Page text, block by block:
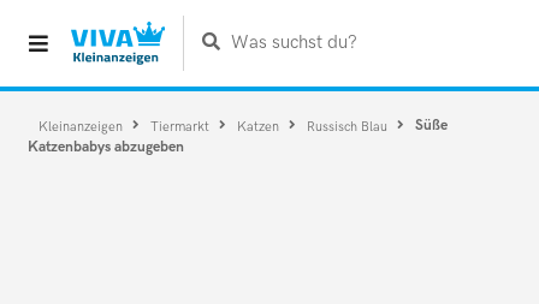
Was suchst du?
Kleinanzeigen Tiermarkt Katzen Russisch Blau
Süße
Katzenbabys abzugeben